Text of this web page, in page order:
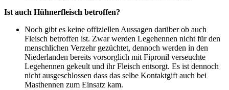
Ist auch Hühnerfleisch betroffen?
Noch gibt es keine offiziellen Aussagen darüber ob auch
Fleisch betroffen ist. Zwar werden Legehennen nicht für den
menschlichen Verzehr gezüchtet, dennoch werden in den
Niederlanden bereits vorsorglich mit Fipronil verseuchte
Legehennen gekeult und ihr Fleisch entsorgt. Es ist dennoch
nicht ausgeschlossen dass das selbe Kontaktgift auch bei
Masthennen zum Einsatz kam.